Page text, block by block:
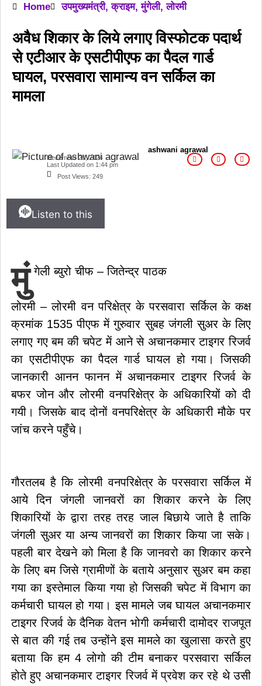
Home उपमुख्यमंत्री,क्राइम,मुंगेली,लोरमी
अवैध शिकार के लिये लगाए विस्फोटक पदार्थ
से एटीआर के एसटीपीएफ का पैदल गार्ड
घायल, परसवारा सामान्य वन सर्किल का
मामला
ashwani agrawal
December 20, 2024
Last Updated on 1:44 pm
Post Views: 249
Listen to this
मुं गेली ब्युरो चीफ – जितेन्द्र पाठक
लोरमी – लोरमी वन परिक्षेत्र के परसवारा सर्किल के कक्ष
क्रमांक 1535 पीएफ में गुरुवार सुबह जंगली सुअर के लिए
लगाए गए बम की चपेट में आने से अचानकमार टाइगर रिजर्व
का एसटीपीएफ का पैदल गार्ड घायल हो गया। जिसकी
जानकारी आनन फानन में अचानकमार टाइगर रिजर्व के
बफर जोन और लोरमी वनपरिक्षेत्र के अधिकारियों को दी
गयी। जिसके बाद दोनों वनपरिक्षेत्र के अधिकारी मौके पर
जांच करने पहुँचे।
गौरतलब है कि लोरमी वनपरिक्षेत्र के परसवारा सर्किल में
आये दिन जंगली जानवरों का शिकार करने के लिए
शिकारियों के द्वारा तरह तरह जाल बिछाये जाते है ताकि
जंगली सुअर या अन्य जानवरों का शिकार किया जा सके।
पहली बार देखने को मिला है कि जानवरो का शिकार करने
के लिए बम जिसे ग्रामीणों के बताये अनुसार सुअर बम कहा
गया का इस्तेमाल किया गया हो जिसकी चपेट में विभाग का
कर्मचारी घायल हो गया। इस मामले जब घायल अचानकमार
टाइगर रिजर्व के दैनिक वेतन भोगी कर्मचारी दामोदर राजपूत
से बात की गई तब उन्होंने इस मामले का खुलासा करते हुए
बताया कि हम 4 लोगो की टीम बनाकर परसवारा सर्किल
होते हुए अचानकमार टाइगर रिजर्व में प्रवेश कर रहे थे उसी